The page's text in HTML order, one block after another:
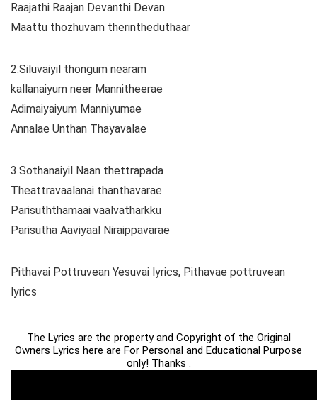
Raajathi Raajan Devanthi Devan
Maattu thozhuvam therintheduthaar
2.Siluvaiyil thongum nearam
kallanaiyum neer Mannitheerae
Adimaiyaiyum Manniyumae
Annalae Unthan Thayavalae
3.Sothanaiyil Naan thettrapada
Theattravaalanai thanthavarae
Parisuththamaai vaalvatharkku
Parisutha Aaviyaal Niraippavarae
Pithavai Pottruvean Yesuvai lyrics, Pithavae pottruvean
lyrics
The Lyrics are the property and Copyright of the Original
Owners Lyrics here are For Personal and Educational Purpose
only! Thanks .